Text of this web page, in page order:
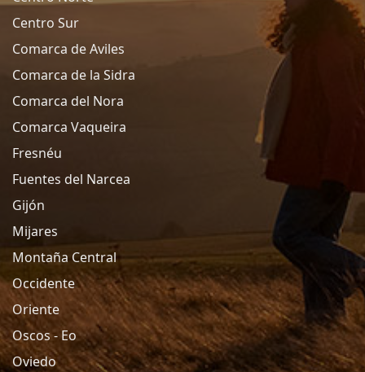
Centro Sur
Comarca de Aviles
Comarca de la Sidra
Comarca del Nora
Comarca Vaqueira
Fresnéu
Fuentes del Narcea
Gijón
Mijares
Montaña Central
Occidente
Oriente
Oscos - Eo
Oviedo